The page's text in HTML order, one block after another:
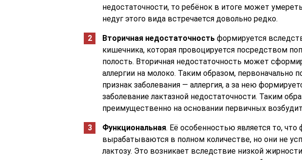
недостаточности, то ребёнок в итоге может
недуг этого вида встречается довольно редко.
Вторичная недостаточность формируется
кишечника, которая провоцируется посредством
полость. Вторичная недостаточность может
аллергии на молоко. Таким образом, первоначально
признак заболевания — аллергия, а за нею
заболевание лактазной недостаточности. Таким
преимущественно на основании первичных
Функциональная. Её особенностью является то,
вырабатываются в полном количестве, но они не
лактозу. Это возникает вследствие низкой